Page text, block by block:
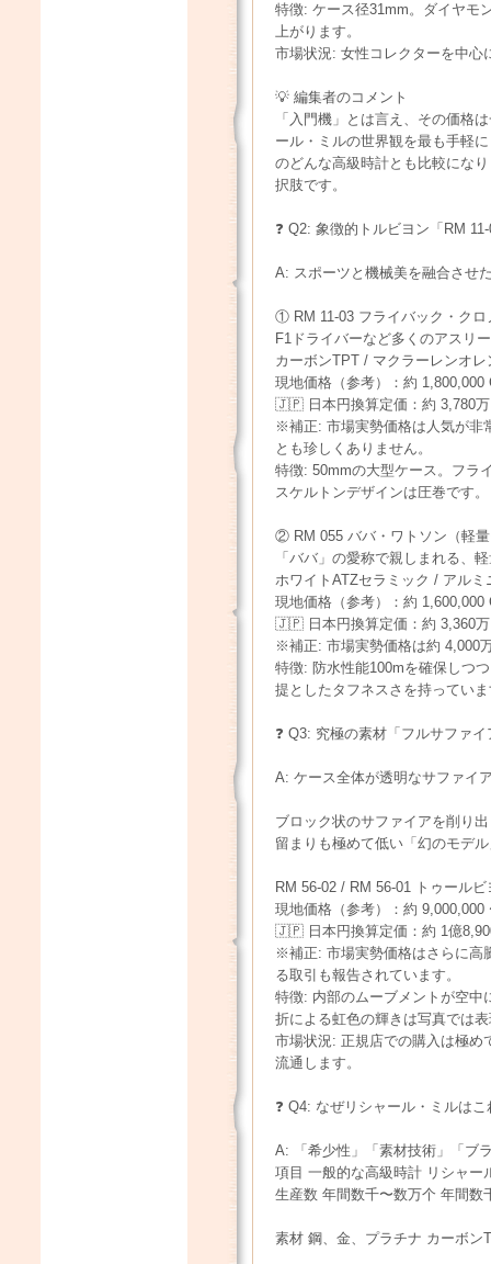
特徴: ケース径31mm。ダイヤモ
上がります。
市場状況: 女性コレクターを中心
💡 編集者のコメント
「入門機」とは言え、その価格
ール・ミルの世界観を最も手軽
のどんな高級時計とも比較にな
択肢です。
❓ Q2: 象徴的トルビヨン「RM
A: スポーツと機械美を融合させ
① RM 11-03 フライバック・クロ
F1ドライバーなど多くのアスリ
カーボンTPT / マクラーレンオレ
現地価格（参考）：約 1,800,000
🇯🇵 日本円換算定価：約 3,780
※補正: 市場実勢価格は人気が非
とも珍しくありません。
特徴: 50mmの大型ケース。フラ
スケルトンデザインは圧巻です。
② RM 055 ババ・ワトソン（軽
「ババ」の愛称で親しまれる、
ホワイトATZセラミック / アルミ
現地価格（参考）：約 1,600,000
🇯🇵 日本円換算定価：約 3,360
※補正: 市場実勢価格は約 4,000
特徴: 防水性能100mを確保しつ
提としたタフネスさを持ってい
❓ Q3: 究極の素材「フルサファ
A: ケース全体が透明なサファイ
ブロック状のサファイアを削り
留まりも極めて低い「幻のモデ
RM 56-02 / RM 56-01 トゥール
現地価格（参考）：約
🇯🇵 日本円換算定価：約 1億
※補正: 市場実勢価格はさらに高
る取引も報告されています。
特徴: 内部のムーブメントが空中
折による虹色の輝きは写真では
市場状況: 正規店での購入は極め
流通します。
❓ Q4: なぜリシャール・ミルは
A: 「希少性」「素材技術」「ブ
項目 一般的な高級時計 リシャー
生産数 年間数千〜数万个 年間数
素材 鋼、金、プラチナ カーボン